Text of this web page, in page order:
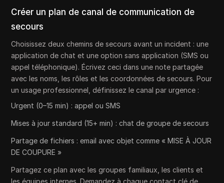
Créer un plan de canal de communication de
secours
Choisissez deux chemins de secours avant un incident : une
application de chat et une option sans application (SMS ou
appel téléphonique). Écrivez ceci dans une note partagée
avec les noms, les rôles et les coordonnées de secours. Pour
un usage professionnel, définissez le canal par urgence :
Urgent (0–15 min) : appel ou SMS
Mises à jour standard (15+ min) : chat de groupe de secours
Partage de fichiers : email avec objet comme « MISE À JOUR
DE COUPURE »
Partagez ce plan avec les groupes familiaux, les clients et